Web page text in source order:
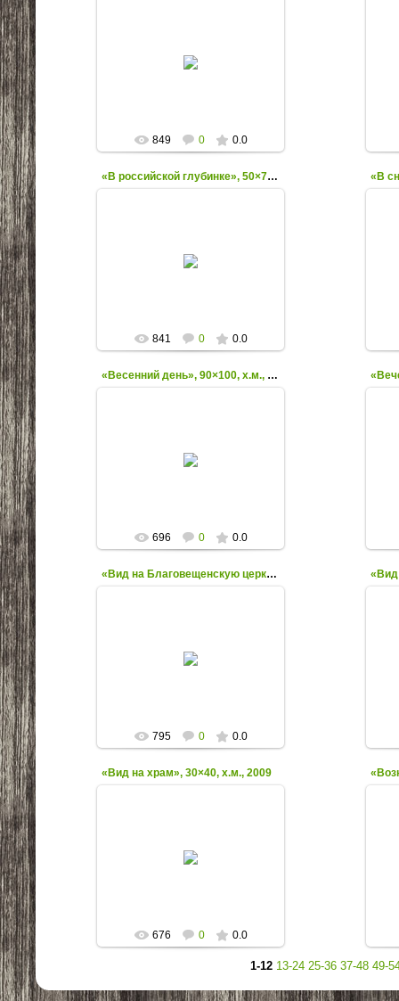
849 0 0.0
«В российской глубинке», 50×70, х.м., 2009
841 0 0.0
«Весенний день», 90×100, х.м., 2004
696 0 0.0
«Вид на Благовещенскую церковь. Тростенец», 2009
795 0 0.0
«Вид на храм», 30×40, х.м., 2009
676 0 0.0
1-12 13-24 25-36 37-48 49-